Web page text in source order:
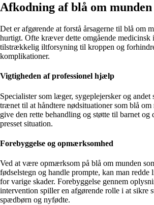
Afkodning af blå om munden
Det er afgørende at forstå årsagerne til blå om
hurtigt. Ofte kræver dette omgående medicinsk
tilstrækkelig iltforsyning til kroppen og
komplikationer.
Vigtigheden af professionel hjælp
Specialister som læger, sygeplejersker og andet
trænet til at håndtere nødsituationer som blå
give den rette behandling og støtte til barnet og
presset situation.
Forebyggelse og opmærksomhed
Ved at være opmærksom på blå om munden
fødselstegn og handle prompte, kan man
for varige skader. Forebyggelse gennem
intervention spiller en afgørende rolle i at sikre
spædbørn og nyfødte.